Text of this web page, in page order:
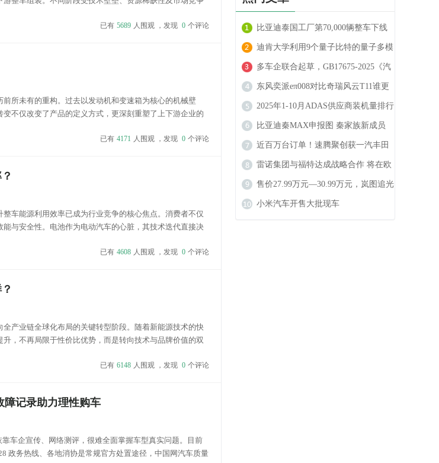
，资源型企业往往拥有较强的定价...
已有 5689 人围观 ，发现 0 个评论
所未有的重构。过去以发动机和变速箱为核心的机械壁
不仅改变了产品的定义方式，更深刻重塑了上下游企业的
往往掌握着核心零部件的黑盒技术，主...
已有 4171 人围观 ，发现 0 个评论
车能源利用效率已成为行业竞争的核心焦点。消费者不仅
与安全性。电池作为电动汽车的心脏，其技术迭代直接决
理。 化学材料体系的改进是提升效率...
已有 4608 人围观 ，发现 0 个评论
产业链全球化布局的关键转型阶段。随着新能源技术的快
，不再局限于性价比优势，而是转向技术与品牌价值的双
呈现出明显的差异化特征。欧洲市场...
已有 6148 人围观 ，发现 0 个评论
障记录助力理性购车
车企宣传、网络测评，很难全面掌握车型真实问题。目前
政务热线、各地消协是常规官方处置途径，中国网汽车质量
比亚迪泰国工厂第70,000辆整车下线
迪肯大学利用9个量子比特的量子多模
态驾驶预测技术 可实现自动驾驶车辆
的精确轨迹预测
多车企联合起草，GB17675-2025《汽
车转向系 基本要求》国家认证标准发
布
东风奕派eπ008对比奇瑞风云T11谁更
强
2025年1-10月ADAS供应商装机量排行
榜：各赛道分化显著，自主供应商份
额持续攀升
比亚迪秦MAX申报图 秦家族新成员
高功率车型动力更强劲
近百万台订单！速腾聚创获一汽丰田
全新定点
雷诺集团与福特达成战略合作 将在欧
洲市场推出两款电动车型
售价27.99万元—30.99万元，岚图追光
L正式上市
小米汽车开售大批现车